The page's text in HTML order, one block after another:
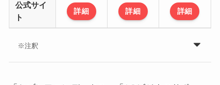
公式サイ
ト
詳細 詳細 詳細
※注釈